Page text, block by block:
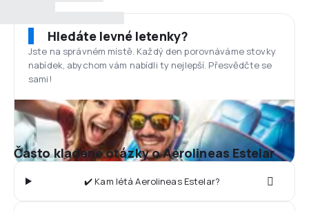
Hledáte levné letenky?
Jste na správném místě. Každý den porovnáváme stovky
nabídek, abychom vám nabídli ty nejlepší. Přesvědčte se
sami!
Často kladené otázky o Aerolineas Estelar
✔️ Kam létá Aerolineas Estelar?